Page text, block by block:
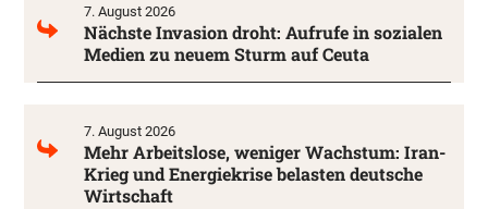
7. August 2026
Nächste Invasion droht: Aufrufe in sozialen
Medien zu neuem Sturm auf Ceuta
7. August 2026
Mehr Arbeitslose, weniger Wachstum: Iran-
Krieg und Energiekrise belasten deutsche
Wirtschaft